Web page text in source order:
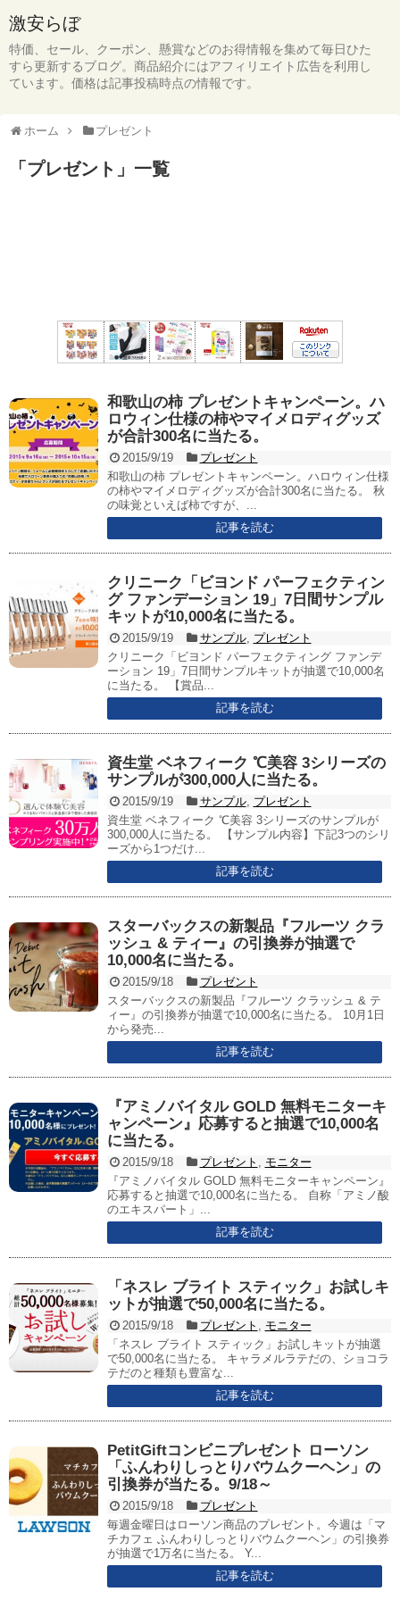
激安らぼ
特価、セール、クーポン、懸賞などのお得情報を集めて毎日ひた
すら更新するブログ。商品紹介にはアフィリエイト広告を利用し
ています。価格は記事投稿時点の情報です。
ホーム プレゼント
「 プレゼント 」 一覧
和歌山の柿 プレゼントキャンペーン。ハ
ロウィン仕様の柿やマイメロディグッズ
が合計300名に当たる。
2015/9/19
プレゼント
和歌山の柿 プレゼントキャンペーン。ハロウィン仕様
の柿やマイメロディグッズが合計300名に当たる。 秋
の味覚といえば柿ですが、...
記事を読む
クリニーク「ビヨンド パーフェクティン
グ ファンデーション 19」7日間サンプル
キットが10,000名に当たる。
2015/9/19 サンプル, プレゼント
クリニーク「ビヨンド パーフェクティング ファンデ
ーション 19」7日間サンプルキットが抽選で10,000名
に当たる。 【賞品...
記事を読む
資生堂 ベネフィーク ℃美容 3シリーズの
サンプルが300,000人に当たる。
2015/9/19 サンプル, プレゼント
資生堂 ベネフィーク ℃美容 3シリーズのサンプルが
300,000人に当たる。 【サンプル内容】下記3つのシリ
ーズから1つだけ...
記事を読む
スターバックスの新製品『フルーツ クラ
ッシュ & ティー』の引換券が抽選で
10,000名に当たる。
2015/9/18
プレゼント
スターバックスの新製品『フルーツ クラッシュ & テ
ィー』の引換券が抽選で10,000名に当たる。 10月1日
から発売...
記事を読む
『アミノバイタル GOLD 無料モニターキ
ャンペーン』応募すると抽選で10,000名
に当たる。
2015/9/18 プレゼント , モニター
『アミノバイタル GOLD 無料モニターキャンペーン』
応募すると抽選で10,000名に当たる。 自称「アミノ酸
のエキスパート」...
記事を読む
「ネスレ ブライト スティック」お試しキ
ットが抽選で50,000名に当たる。
2015/9/18 プレゼント , モニター
「ネスレ ブライト スティック」お試しキットが抽選
で50,000名に当たる。 キャラメルラテだの、ショコラ
テだのと種類も豊富な...
記事を読む
PetitGiftコンビニプレゼント ローソン
「ふんわりしっとりバウムクーヘン」の
引換券が当たる。9/18～
2015/9/18
プレゼント
毎週金曜日はローソン商品のプレゼント。今週は「マ
チカフェ ふんわりしっとりバウムクーヘン」の引換券
が抽選で1万名に当たる。 Y...
記事を読む